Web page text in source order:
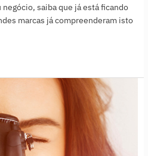
saiba que já está ficando
marcas já compreenderam isto